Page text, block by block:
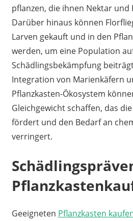
pflanzen, die ihnen Nektar und
Darüber hinaus können
Larven gekauft und in den
werden, um eine Population
Schädlingsbekämpfung
Integration von Marienkäfern
Pflanzkasten-Ökosystem
Gleichgewicht schaffen, das
fördert und den Bedarf an
verringert.
Geeigneten Pflanzkasten